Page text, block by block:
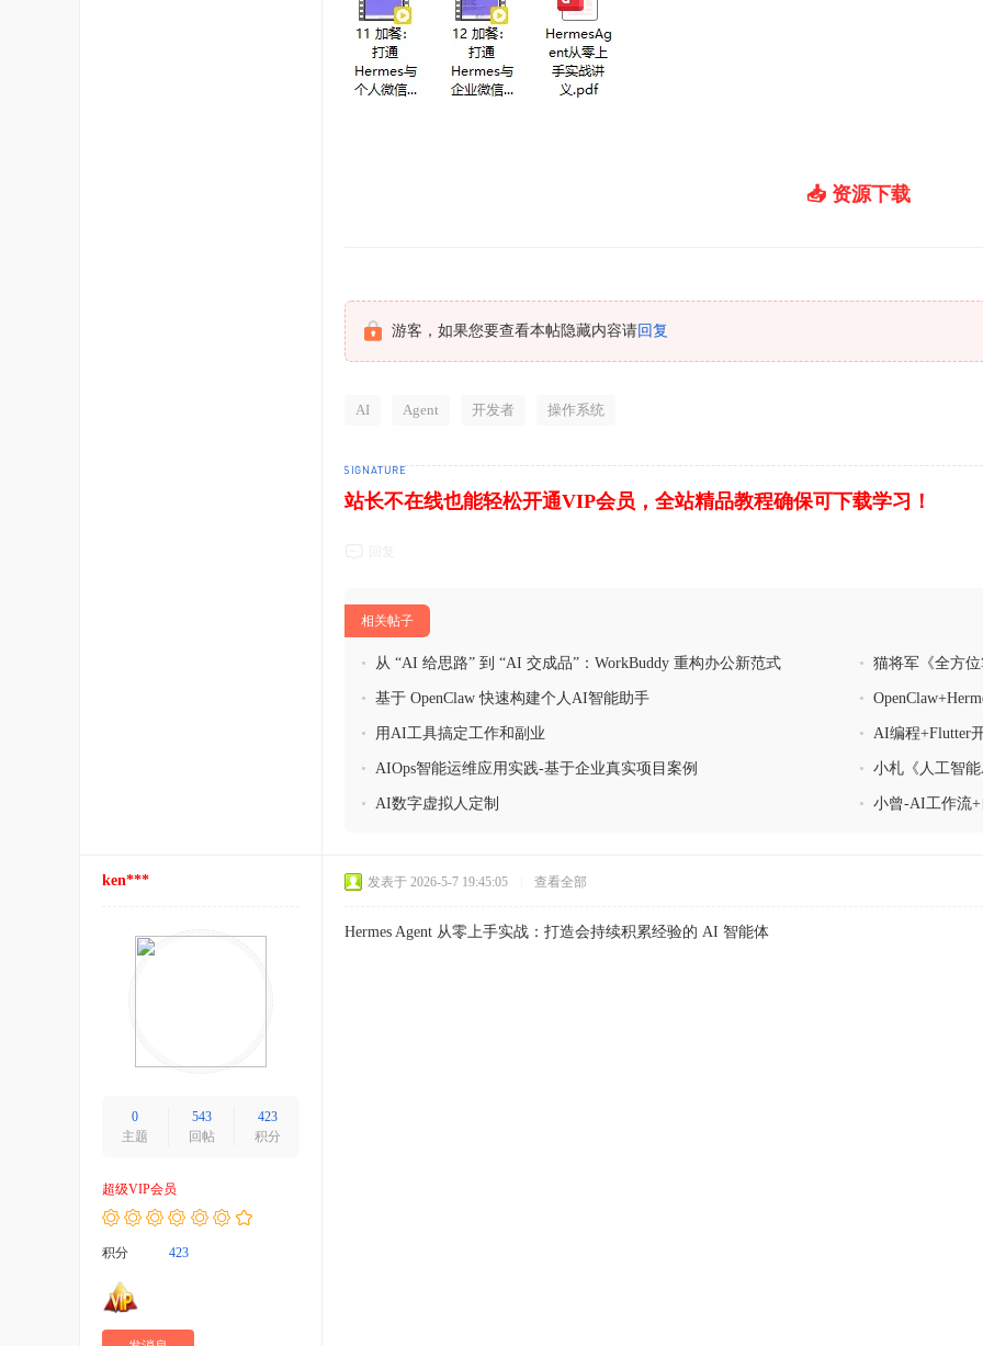
📥 资源下载
游客，如果您要查看本帖隐藏内容请回复
AI Agent 开发者 操作系统
站长不在线也能轻松开通VIP会员，全站精品教程确保可下载学习！
相关帖子
• 从 “AI 给思路” 到 “AI 交成品”：WorkBuddy 重构办公新范式 • 猫将军《全方位
• 基于 OpenClaw 快速构建个人AI智能助手 •
• 用AI工具搞定工作和副业 • AI编程+Flutter
• AIOps智能运维应用实践-基于企业真实项目案例 • 小札《人工智能
• AI数字虚拟人定制 • 小曾-AI工作流
ken***
0
主题
543
回帖
423
积分
超级VIP会员
积分 423
发表于 2026-5-7 19:45:05 查看全部
Hermes Agent 从零上手实战：打造会持续积累经验的 AI 智能体